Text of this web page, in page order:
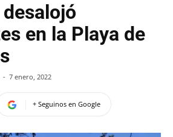
en la Playa de
- 7 enero, 2022
+ Seguinos en Google